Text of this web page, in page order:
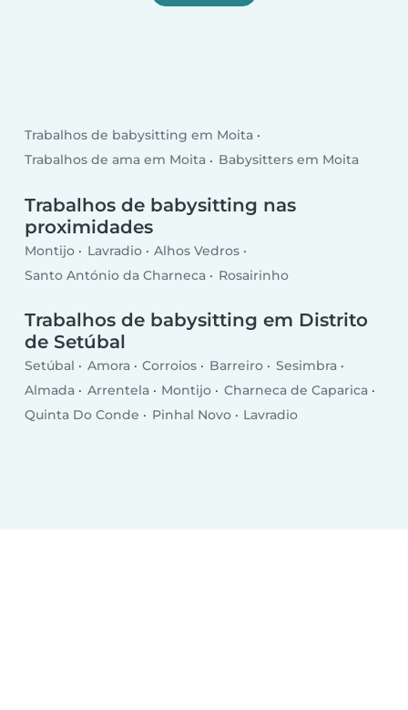
Trabalhos de babysitting em Moita
Trabalhos de ama em Moita
Babysitters em Moita
Trabalhos de babysitting nas
proximidades
Montijo Lavradio
Alhos Vedros
Santo António da Charneca
Rosairinho
Trabalhos de babysitting em Distrito
de Setúbal
Setúbal Amora Corroios Barreiro
Sesimbra
Almada
Arrentela Montijo
Charneca de Caparica
Quinta Do Conde
Pinhal Novo Lavradio